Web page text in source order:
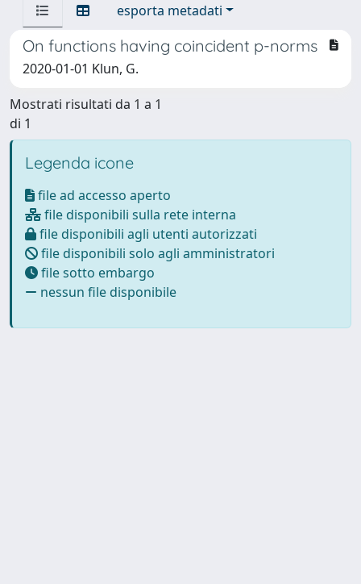
esporta metadati
On functions having coincident p-norms
2020-01-01 Klun, G.
Mostrati risultati da 1 a 1
di 1
Legenda icone
file ad accesso aperto
file disponibili sulla rete interna
file disponibili agli utenti autorizzati
file disponibili solo agli amministratori
file sotto embargo
nessun file disponibile